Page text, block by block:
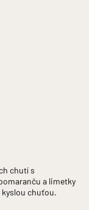
chutí s
a limetky
chuťou.